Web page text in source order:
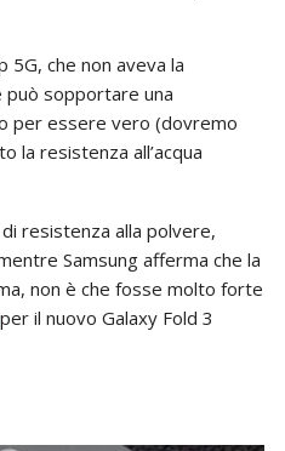
5G, che non aveva la
può sopportare una
per essere vero (dovremo
la resistenza all’acqua
resistenza alla polvere,
Samsung afferma che la
non è che fosse molto forte
per il nuovo Galaxy Fold 3